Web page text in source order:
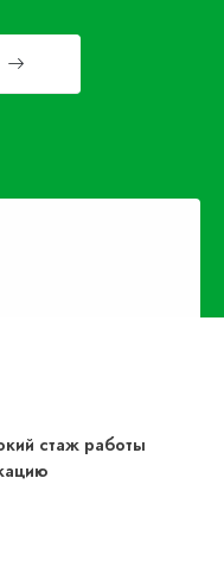
стаж работы